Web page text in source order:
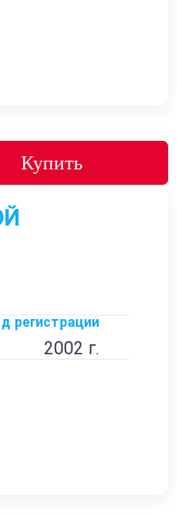
Купить
регистрации
2002 г.